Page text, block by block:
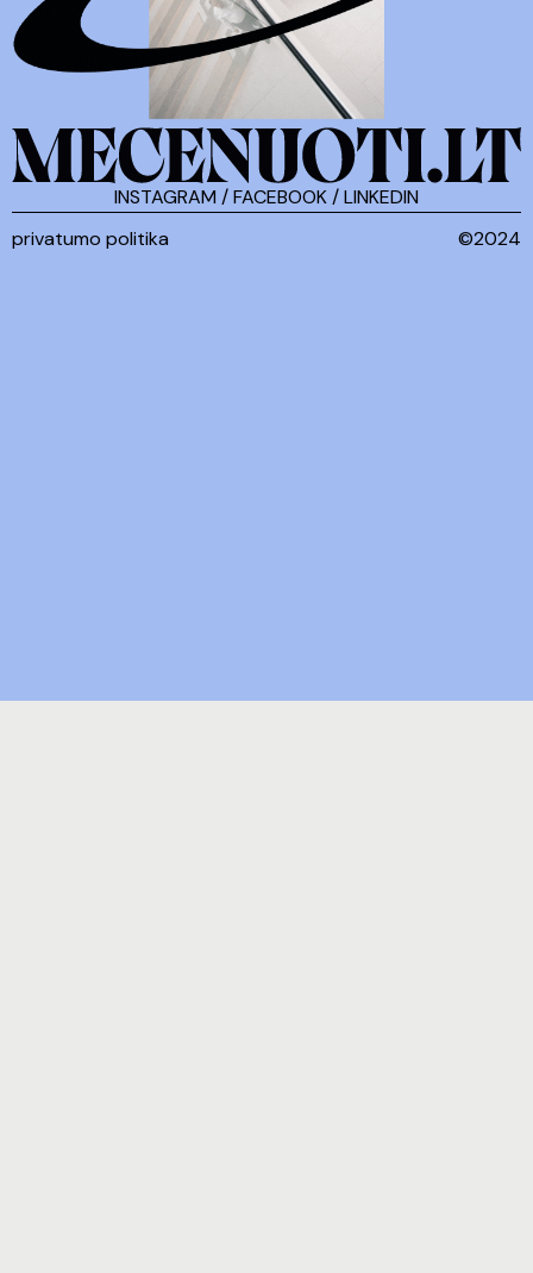
INSTAGRAM /FACEBOOK/LINKEDIN
privatumo politika
©2024